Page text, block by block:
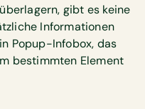
gibt es keine
Informationen
Popup-Infobox, das
bestimmten Element